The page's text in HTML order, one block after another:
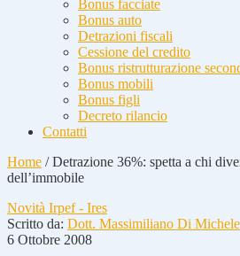
Bonus facciate
Bonus auto
Detrazioni fiscali
Cessione del credito
Bonus ristrutturazione
Bonus mobili
Bonus figli
Decreto rilancio
Contatti
Home /Detrazione 36%: spetta a chi
dell’immobile
Novità Irpef - Ires
Scritto da: Dott. Massimiliano Di Michele
6 Ottobre 2008